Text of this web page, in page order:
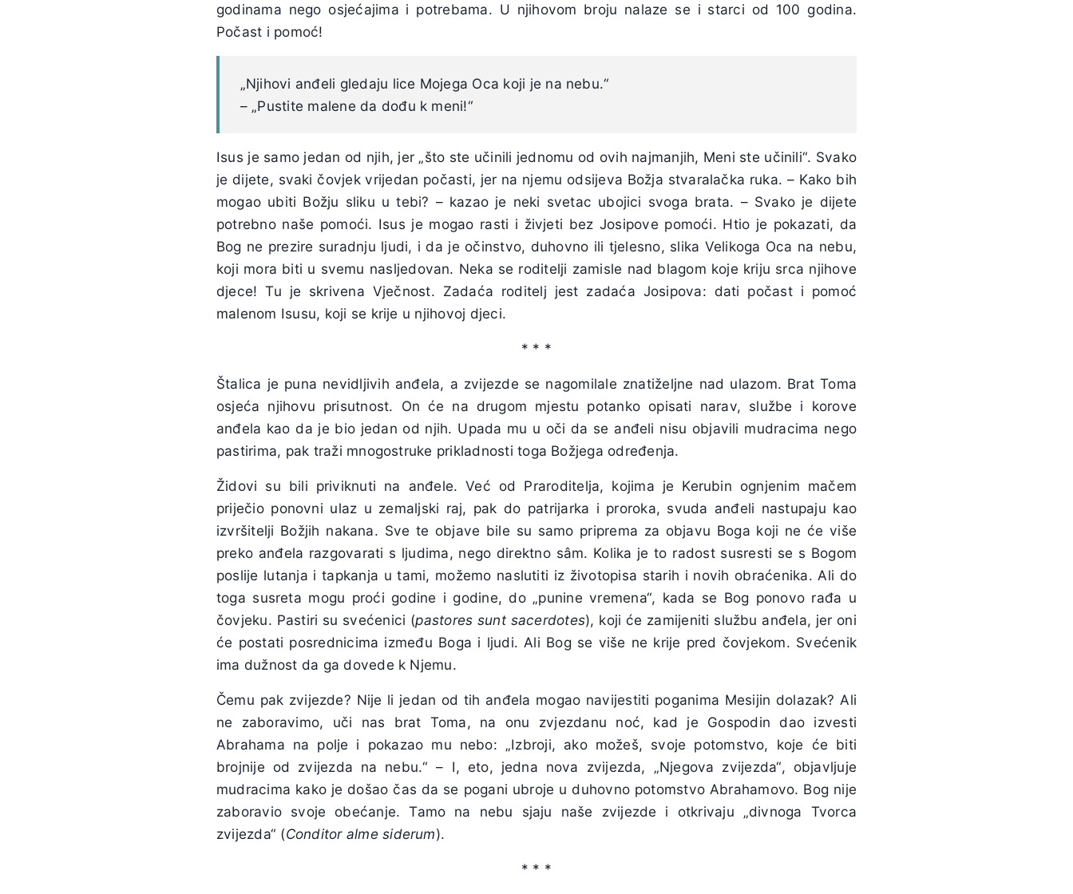
godinama nego osjećajima i potrebama. U njihovom broju nalaze se i starci od 100 godina.
Počast i pomoć!
„Njihovi anđeli gledaju lice Mojega Oca koji je na nebu.“
– „Pustite malene da dođu k meni!“
Isus je samo jedan od njih, jer „što ste učinili jednomu od ovih najmanjih, Meni ste učinili“. Svako
je dijete, svaki čovjek vrijedan počasti, jer na njemu odsijeva Božja stvaralačka ruka. – Kako bih
mogao ubiti Božju sliku u tebi? – kazao je neki svetac ubojici svoga brata. – Svako je dijete
potrebno naše pomoći. Isus je mogao rasti i živjeti bez Josipove pomoći. Htio je pokazati, da
Bog ne prezire suradnju ljudi, i da je očinstvo, duhovno ili tjelesno, slika Velikoga Oca na nebu,
koji mora biti u svemu nasljedovan. Neka se roditelji zamisle nad blagom koje kriju srca njihove
djece! Tu je skrivena Vječnost. Zadaća roditelj jest zadaća Josipova: dati počast i pomoć
malenom Isusu, koji se krije u njihovoj djeci.
* * *
Štalica je puna nevidljivih anđela, a zvijezde se nagomilale znatiželjne nad ulazom. Brat Toma
osjeća njihovu prisutnost. On će na drugom mjestu potanko opisati narav, službe i korove
anđela kao da je bio jedan od njih. Upada mu u oči da se anđeli nisu objavili mudracima nego
pastirima, pak traži mnogostruke prikladnosti toga Božjega određenja.
Židovi su bili priviknuti na anđele. Već od Praroditelja, kojima je Kerubin ognjenim mačem
priječio ponovni ulaz u zemaljski raj, pak do patrijarka i proroka, svuda anđeli nastupaju kao
izvršitelji Božjih nakana. Sve te objave bile su samo priprema za objavu Boga koji ne će više
preko anđela razgovarati s ljudima, nego direktno sâm. Kolika je to radost susresti se s Bogom
poslije lutanja i tapkanja u tami, možemo naslutiti iz životopisa starih i novih obraćenika. Ali do
toga susreta mogu proći godine i godine, do „punine vremena“, kada se Bog ponovo rađa u
čovjeku. Pastiri su svećenici (pastores sunt sacerdotes), koji će zamijeniti službu anđela, jer oni
će postati posrednicima između Boga i ljudi. Ali Bog se više ne krije pred čovjekom. Svećenik
ima dužnost da ga dovede k Njemu.
Čemu pak zvijezde? Nije li jedan od tih anđela mogao navijestiti poganima Mesijin dolazak? Ali
ne zaboravimo, uči nas brat Toma, na onu zvjezdanu noć, kad je Gospodin dao izvesti
Abrahama na polje i pokazao mu nebo: „Izbroji, ako možeš, svoje potomstvo, koje će biti
brojnije od zvijezda na nebu.“ – I, eto, jedna nova zvijezda, „Njegova zvijezda“, objavljuje
mudracima kako je došao čas da se pogani ubroje u duhovno potomstvo Abrahamovo. Bog nije
zaboravio svoje obećanje. Tamo na nebu sjaju naše zvijezde i otkrivaju „divnoga Tvorca
zvijezda“ (Conditor alme siderum).
* * *